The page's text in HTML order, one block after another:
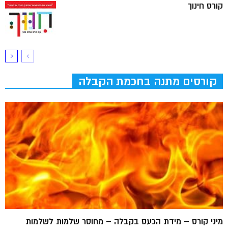
קורס חינוך
קורסים מתנה בחכמת הקבלה
מיני קורס – מידת הכעס בקבלה – מחוסר שלמות לשלמות